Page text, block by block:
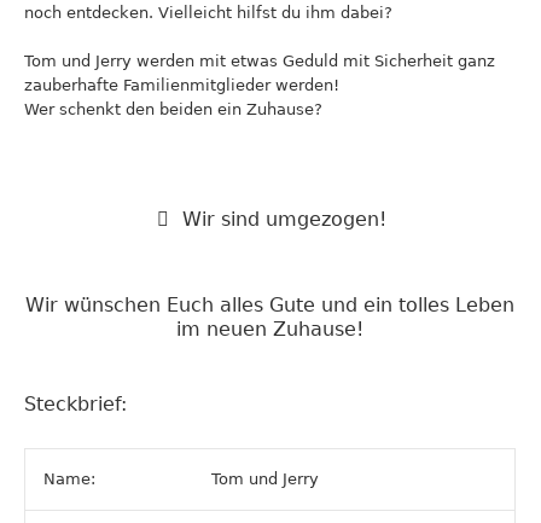
noch entdecken. Vielleicht hilfst du ihm dabei?
Tom und Jerry werden mit etwas Geduld mit Sicherheit ganz
zauberhafte Familienmitglieder werden!
Wer schenkt den beiden ein Zuhause?
Wir sind umgezogen!
Wir wünschen Euch alles Gute und ein tolles Leben
im neuen Zuhause!
Steckbrief:
Name: Tom und Jerry